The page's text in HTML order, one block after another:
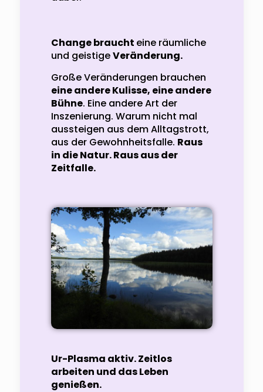
Change braucht eine räumliche
und geistigeVeränderung.
Große Veränderungen brauchen
eine andere Kulisse, eine andere
Bühne. Eine andere Art der
Inszenierung. Warum nicht mal
aussteigen aus dem Alltagstrott,
aus der Gewohnheitsfalle. Raus
in die Natur. Raus aus der
Zeitfalle.
Ur-Plasma aktiv. Zeitlos
arbeiten und das Leben
genießen.